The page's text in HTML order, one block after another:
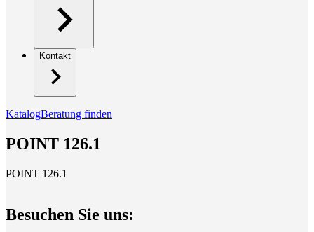
Kontakt
KatalogBeratung finden
POINT 126.1
POINT 126.1
Besuchen Sie uns: